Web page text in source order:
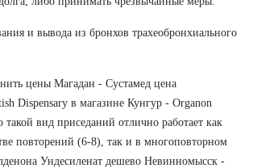
и вывода из бронхов трахеобронхиального
цены Магадан - Сустамед цена
Dispensary в магазине Кунгур - Organon
вид приседаний отлично работает как
повторений (6-8), так и в многоповторном
Ундесиленат дешево Невинномысск -